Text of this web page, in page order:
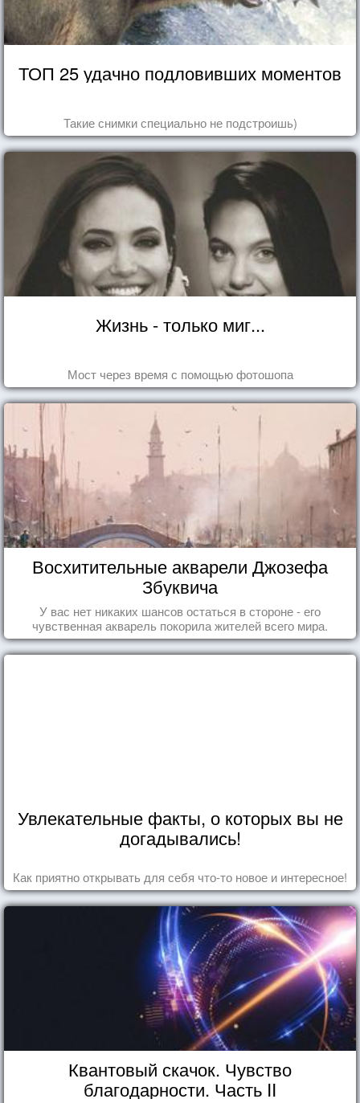
ТОП 25 удачно подловивших моментов
Такие снимки специально не подстроишь)
Жизнь - только миг...
Мост через время с помощью фотошопа
Восхитительные акварели Джозефа
Збуквича
У вас нет никаких шансов остаться в стороне - его
чувственная акварель покорила жителей всего мира.
Увлекательные факты, о которых вы не
догадывались!
Как приятно открывать для себя что-то новое и интересное!
Квантовый скачок. Чувство
благодарности. Часть II